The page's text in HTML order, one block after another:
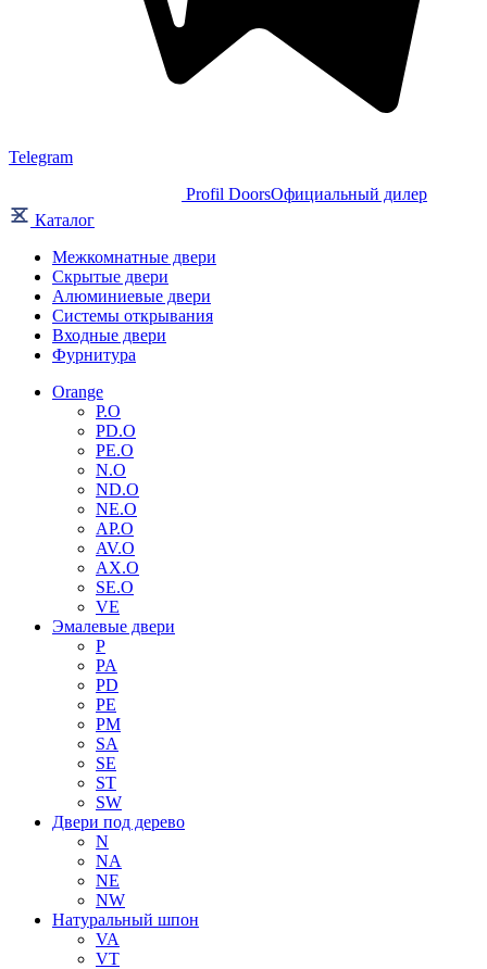
Telegram
Profil DoorsОфициальный дилер
Каталог
Межкомнатные двери
Скрытые двери
Алюминиевые двери
Системы открывания
Входные двери
Фурнитура
Orange
P.O
PD.O
PE.O
N.O
ND.O
NE.O
AP.O
AV.O
AX.O
SE.O
VE
Эмалевые двери
P
PA
PD
PE
PM
SA
SE
ST
SW
Двери под дерево
N
NA
NE
NW
Натуральный шпон
VA
VT